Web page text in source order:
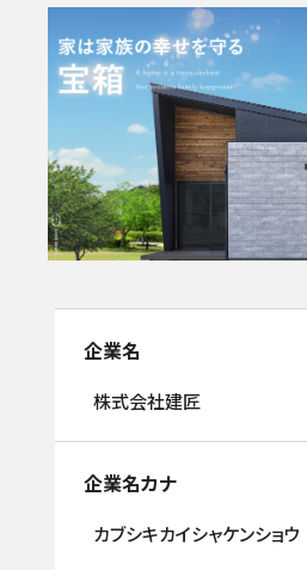
企業名
株式会社建匠
企業名カナ
カブシキカイシャケンショウ